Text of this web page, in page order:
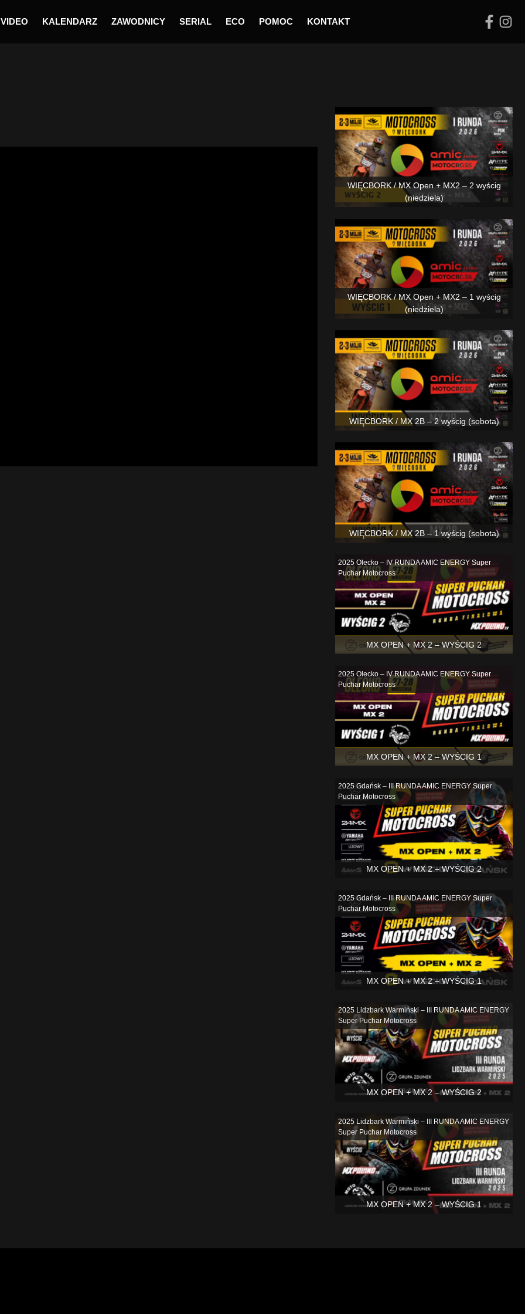
VIDEO KALENDARZ ZAWODNICY SERIAL ECO POMOC KONTAKT
WIĘCBORK / MX Open + MX2 – 2 wyścig
(niedziela)
WIĘCBORK / MX Open + MX2 – 1 wyścig
(niedziela)
WIĘCBORK / MX 2B – 2 wyścig (sobota)
WIĘCBORK / MX 2B – 1 wyścig (sobota)
MX OPEN + MX 2 – WYŚCIG 2
2025 Olecko – IV RUNDA AMIC ENERGY Super
Puchar Motocross
MX OPEN + MX 2 – WYŚCIG 1
2025 Olecko – IV RUNDA AMIC ENERGY Super
Puchar Motocross
MX OPEN + MX 2 – WYŚCIG 2
2025 Gdańsk – III RUNDA AMIC ENERGY Super
Puchar Motocross
MX OPEN + MX 2 – WYŚCIG 1
2025 Gdańsk – III RUNDA AMIC ENERGY Super
Puchar Motocross
MX OPEN + MX 2 – WYŚCIG 2
2025 Lidzbark Warmiński – III RUNDA AMIC ENERGY
Super Puchar Motocross
MX OPEN + MX 2 – WYŚCIG 1
2025 Lidzbark Warmiński – III RUNDA AMIC ENERGY
Super Puchar Motocross